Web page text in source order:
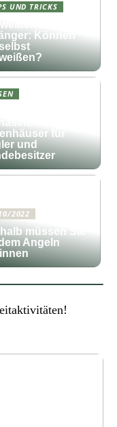
UND TRICKS
für
Können
für
und
2022
müssen Sie
Angeln